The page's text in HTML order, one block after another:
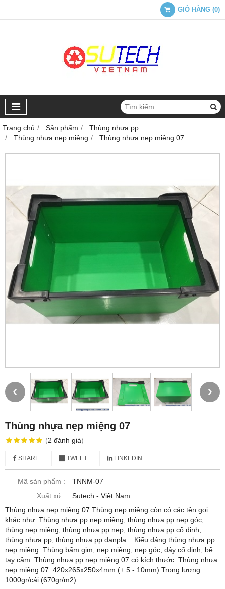
GIỎ HÀNG (0)
Trang chủ Sản phẩm
Thùng nhựa pp
Thùng nhựa nẹp miệng
Thùng nhựa nẹp miệng 07
‹ ›
Thùng nhựa nẹp miệng 07
(2 đánh giá)
SHARE TWEET LINKEDIN
Mã sản phẩm :
TNNM-07
Xuất xứ :
Sutech - Việt Nam
Thùng nhựa nẹp miệng 07 Thùng nẹp miệng còn có các tên gọi
khác như: Thùng nhựa pp nẹp miệng, thùng nhựa pp nẹp góc,
thùng nẹp miệng, thùng nhựa pp nẹp, thùng nhựa pp cố định,
thùng nhựa pp, thùng nhựa pp danpla... Kiểu dáng thùng nhựa pp
nẹp miệng: Thùng bấm gim, nẹp miệng, nẹp góc, đáy cố định, bế
tay cầm. Thùng nhựa pp nẹp miệng 07 có kích thước: Thùng nhựa
nẹp miệng 07: 420x265x250x4mm (± 5 - 10mm) Trọng lượng:
1000gr/cái (670gr/m2)